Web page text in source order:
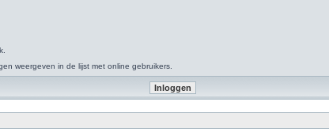
weergeven in de lijst met online gebruikers.